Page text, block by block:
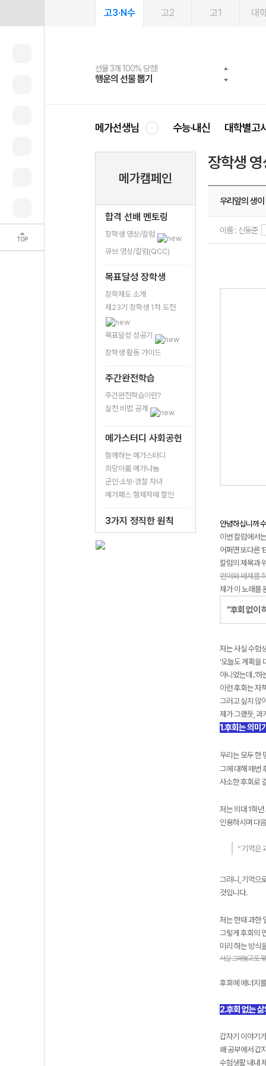
TOP
고3·N수 고2 고1 대
선물 3개 100% 당첨!
행운의 선물 뽑기
선물 100% 증정!
메가스터디 X 올리브
여름방학 스터디 캐시백
메가런 썸머스쿨
2027 러셀 단과
강사 공개선발
스마트러닝앱
설문 EVENT
메가패스
3일 무료 체험권
메가패스 수강생 무료혜택!
메가클럽 멤버십
사회공헌 캠페인
희망이룸 메가나눔
메가선생님 수능·내신 대학별고
메가캠페인
합격 선배 멘토링
장학생 영상/칼럼
큐브 영상/칼럼(QCC)
목표달성 장학생
장학제도 소개
제23기 장학생 1차 도전
목표달성 성공기
장학생 활동 가이드
주간완전학습
주간완전학습이란?
실천 비법 공개
메가스터디 사회공헌
함께하는 메가스터디
희망이룸 메가나눔
군인·소방·경찰 자녀
메가패스 형제자매 할인
3가지 정직한 원칙
장학생
우리앞의 생
이름 : 신동준
안녕하십니까
이번 칼럼에서
어쩌면 또다른
칼럼의 제목과
언어와 매체를
제가 이 노래를
“후회 없이
저는 사실 수험
‘오늘도 계획을
아니었는데..‘
이런 후회는 자
그러고 싶지 않
제가 그랬듯, 과
1.후회는 의미
우리는 모두 한
그에 대해 매번
사소한 후회로
저는 의대 1학
인용하시며 다
“ 기억은
그러니, 기억으
것입니다.
저는 한때 과한
그렇게 후회의
미리 하는 방식
사실 그래놓고 또
후회에 에너지
2.후회 없는
갑자기 이야기
왜 공부에서 갑
수험생활 내내